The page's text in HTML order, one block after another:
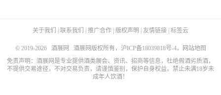
关于我们 联系我们 推广合作 版权声明 友情链接 标签云
© 2019-2026 酒展网 酒展网版权所有， 沪ICP备18039818号-4，
网站地图
免责声明：酒展网是专业提供酒类展会、资讯、招商等信息，杜绝假酒劣质酒，
不提供交易途径，不对交易负责，请谨慎鉴别，保护自身权益。禁止未满18岁未
成年人饮酒！